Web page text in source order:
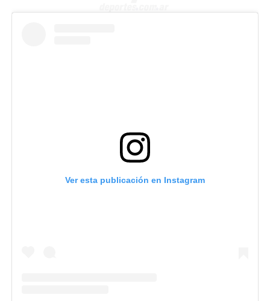
Ver esta publicación en Instagram